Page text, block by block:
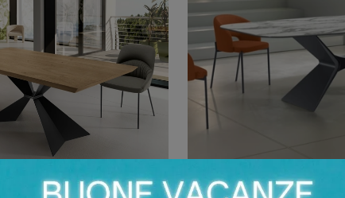
STARK ATLAS